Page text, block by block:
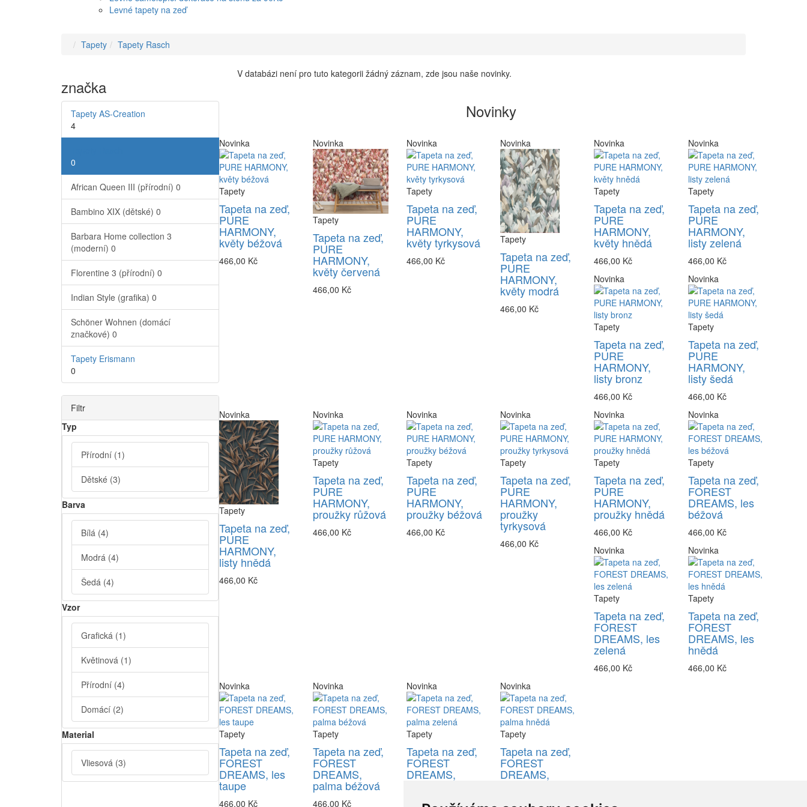
Levné tapety na zeď
Tapety Tapety Rasch
značka
Tapety AS-Creation
4
0
African Queen III (přírodní) 0
Bambino XIX (dětské) 0
Barbara Home collection 3
(moderní) 0
Florentine 3 (přírodní) 0
Indian Style (grafika) 0
Schöner Wohnen (domácí
značkové) 0
Tapety Erismann
0
Filtr
Typ
Přírodní (1)
Dětské (3)
Barva
Bílá (4)
Modrá (4)
Šedá (4)
Vzor
Grafická (1)
Květinová (1)
Přírodní (4)
Domácí (2)
Material
Vliesová (3)
V databázi není pro tuto kategorii žádný záznam, zde jsou naše novinky.
Novinky
Novinka
Tapety
Tapeta na zeď,
PURE
HARMONY,
květy béžová
466,00 Kč
Novinka
Tapety
Tapeta na zeď,
PURE
HARMONY,
květy červená
466,00 Kč
Novinka
Tapety
Tapeta na zeď,
PURE
HARMONY,
květy tyrkysová
466,00 Kč
Novinka
Tapety
Tapeta na zeď,
PURE
HARMONY,
květy modrá
466,00 Kč
Novinka
Tapety
Tapeta na zeď,
PURE
HARMONY,
květy hnědá
466,00 Kč
Novinka
Tapety
Tapeta na zeď,
PURE
HARMONY,
listy zelená
466,00 Kč
Novinka
Tapety
Tapeta na zeď,
PURE
HARMONY,
listy bronz
466,00 Kč
Novinka
Tapety
Tapeta na zeď,
PURE
HARMONY,
listy šedá
466,00 Kč
Novinka
Tapety
Tapeta na zeď,
PURE
HARMONY,
listy hnědá
466,00 Kč
Novinka
Tapety
Tapeta na zeď,
PURE
HARMONY,
proužky růžová
466,00 Kč
Novinka
Tapety
Tapeta na zeď,
PURE
HARMONY,
proužky béžová
466,00 Kč
Novinka
Tapety
Tapeta na zeď,
PURE
HARMONY,
proužky
tyrkysová
466,00 Kč
Novinka
Tapety
Tapeta na zeď,
PURE
HARMONY,
proužky hnědá
466,00 Kč
Novinka
Tapety
Tapeta na zeď,
FOREST
DREAMS, les
béžová
466,00 Kč
Novinka
Tapety
Tapeta na zeď,
FOREST
DREAMS, les
zelená
466,00 Kč
Novinka
Tapety
Tapeta na zeď,
FOREST
DREAMS, les
hnědá
466,00 Kč
Novinka
Tapety
Tapeta na zeď,
FOREST
DREAMS, les
taupe
466,00 Kč
Novinka
Tapety
Tapeta na zeď,
FOREST
DREAMS,
palma béžová
466,00 Kč
Novinka
Tapety
Tapeta na zeď,
FOREST
DREAMS,
palma zelená
466,00 Kč
Novinka
Tapety
Tapeta na zeď,
FOREST
DREAMS,
palma hnědá
466,00 Kč